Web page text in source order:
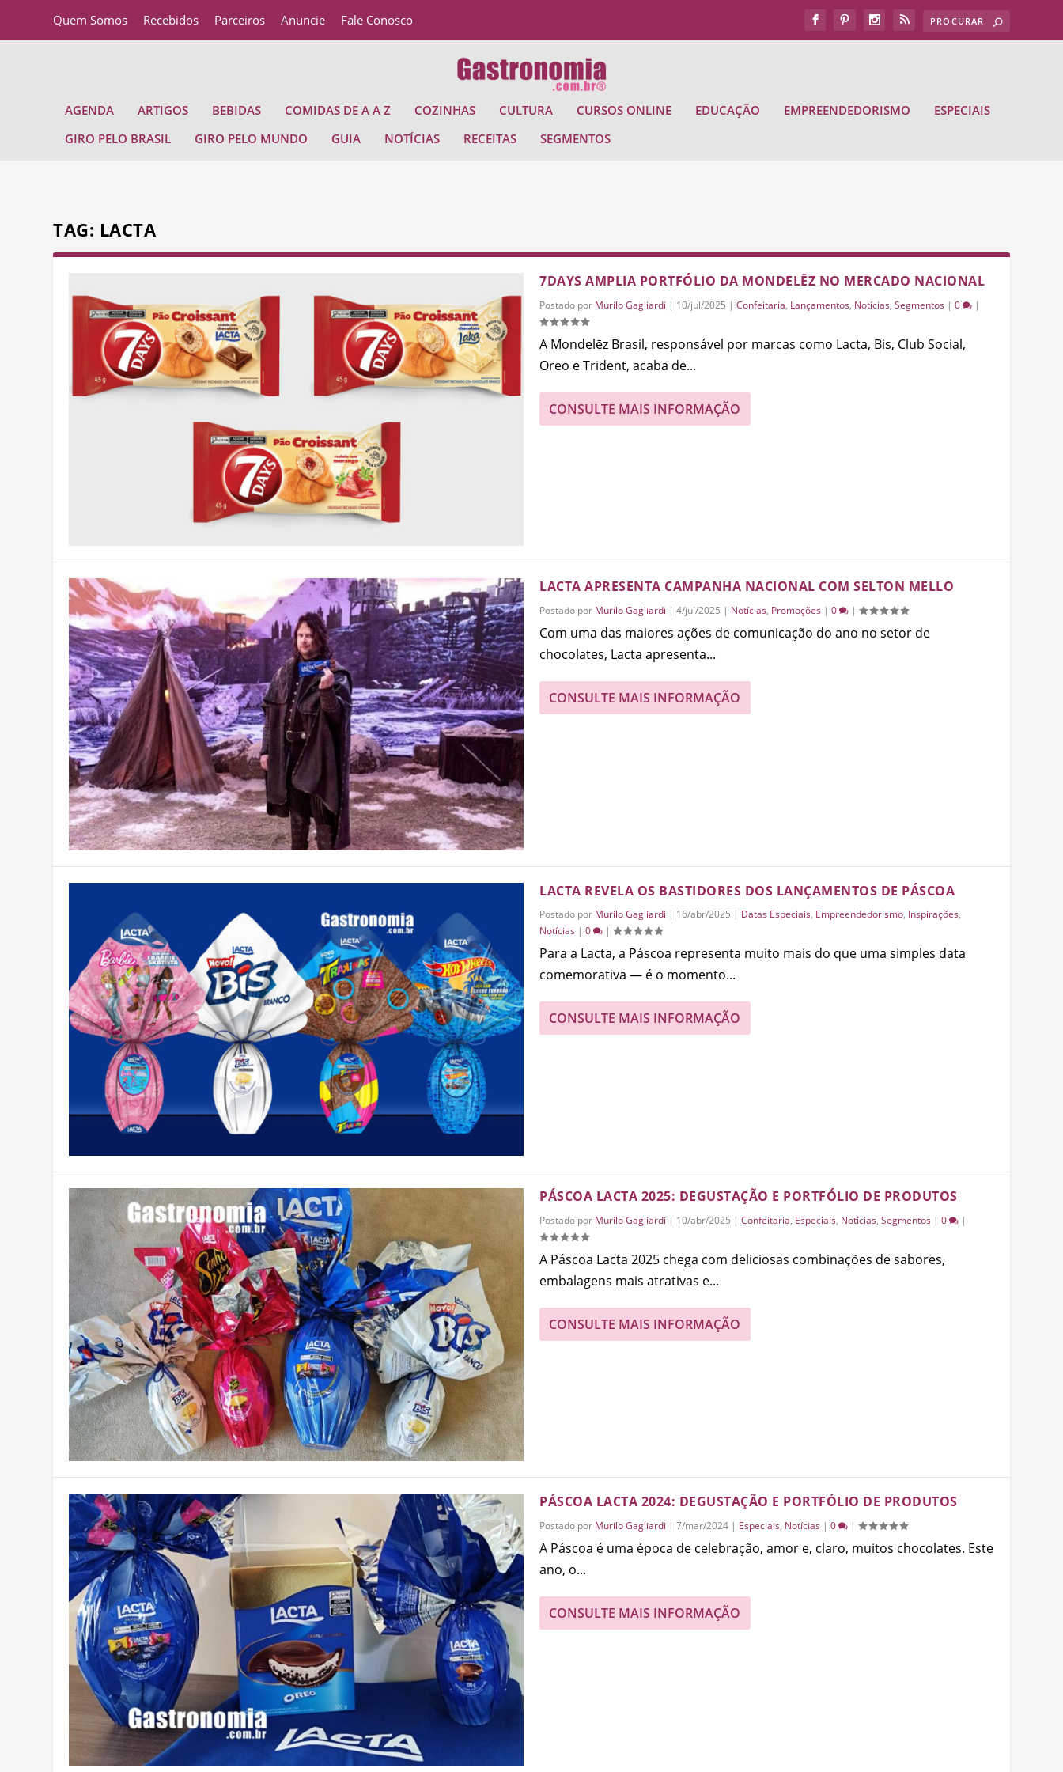
Quem Somos Recebidos Parceiros Anuncie Fale Conosco
AGENDA ARTIGOS BEBIDAS COMIDAS DE A A Z COZINHAS CULTURA CURSOS ONLINE EDUCAÇÃO EMPREENDEDORISMO
ESPECIAIS
GIRO PELO BRASIL
GIRO PELO MUNDO GUIA NOTÍCIAS RECEITAS SEGMENTOS
TAG: LACTA
7DAYS AMPLIA PORTFÓLIO DA MONDELĒZ NO MERCADO NACIONAL
Postado por Murilo Gagliardi | 10/jul/2025 | Confeitaria, Lançamentos, Notícias, Segmentos | 0 |
A Mondelēz Brasil, responsável por marcas como Lacta, Bis, Club Social,
Oreo e Trident, acaba de...
CONSULTE MAIS INFORMAÇÃO
LACTA APRESENTA CAMPANHA NACIONAL COM SELTON MELLO
Postado por Murilo Gagliardi | 4/jul/2025 | Notícias, Promoções | 0 |
Com uma das maiores ações de comunicação do ano no setor de
chocolates, Lacta apresenta...
CONSULTE MAIS INFORMAÇÃO
LACTA REVELA OS BASTIDORES DOS LANÇAMENTOS DE PÁSCOA
Postado por Murilo Gagliardi | 16/abr/2025 | Datas Especiais, Empreendedorismo, Inspirações,
Notícias | 0 |
Para a Lacta, a Páscoa representa muito mais do que uma simples data
comemorativa — é o momento...
CONSULTE MAIS INFORMAÇÃO
PÁSCOA LACTA 2025: DEGUSTAÇÃO E PORTFÓLIO DE PRODUTOS
Postado por Murilo Gagliardi | 10/abr/2025 | Confeitaria, Especiais, Notícias, Segmentos | 0 |
A Páscoa Lacta 2025 chega com deliciosas combinações de sabores,
embalagens mais atrativas e...
CONSULTE MAIS INFORMAÇÃO
PÁSCOA LACTA 2024: DEGUSTAÇÃO E PORTFÓLIO DE PRODUTOS
Postado por Murilo Gagliardi | 7/mar/2024 | Especiais, Notícias | 0 |
A Páscoa é uma época de celebração, amor e, claro, muitos chocolates. Este
ano, o...
CONSULTE MAIS INFORMAÇÃO